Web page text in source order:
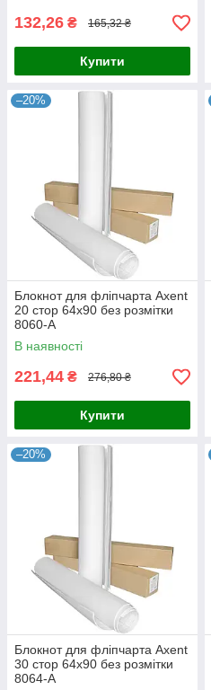
132,26 ₴ 165,32 ₴
Купити
–20%
Блокнот для фліпчарта Axent
20 стор 64х90 без розмітки
8060-А
В наявності
221,44 ₴ 276,80 ₴
Купити
–20%
Блокнот для фліпчарта Axent
30 стор 64х90 без розмітки
8064-А